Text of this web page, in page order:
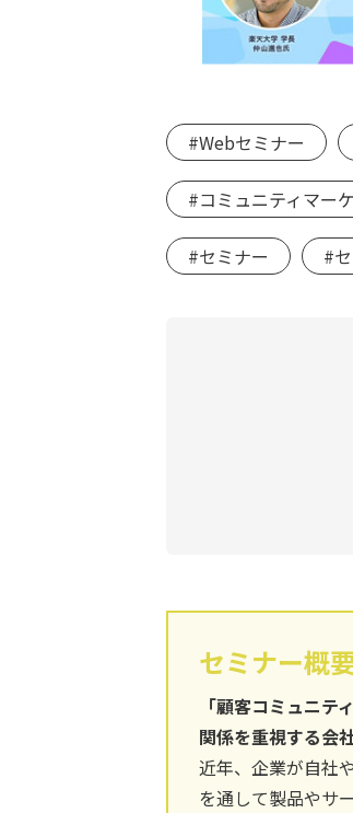
#Webセミナー
#コミュニティマー
#セミナー #
セミナー概
「顧客コミュニ
関係を重視する会
近年、企業が自社
を通して製品やサ